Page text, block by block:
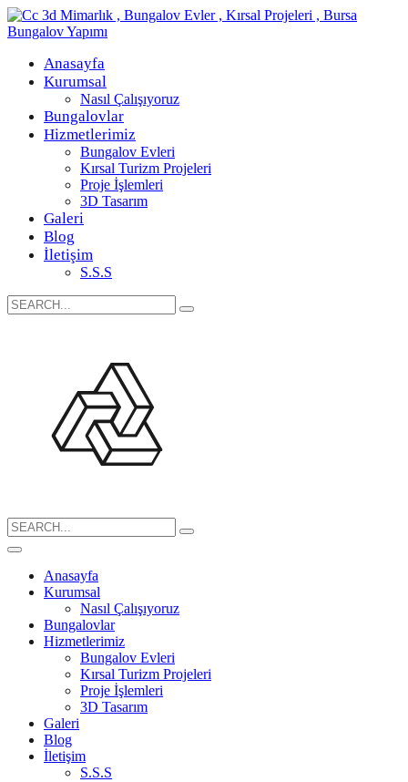
Anasayfa
Kurumsal
Nasıl Çalışıyoruz
Bungalovlar
Hizmetlerimiz
Bungalov Evleri
Kırsal Turizm Projeleri
Proje İşlemleri
3D Tasarım
Galeri
Blog
İletişim
S.S.S
Search
for:
Search
for:
Anasayfa
Kurumsal
Nasıl Çalışıyoruz
Bungalovlar
Hizmetlerimiz
Bungalov Evleri
Kırsal Turizm Projeleri
Proje İşlemleri
3D Tasarım
Galeri
Blog
İletişim
S.S.S